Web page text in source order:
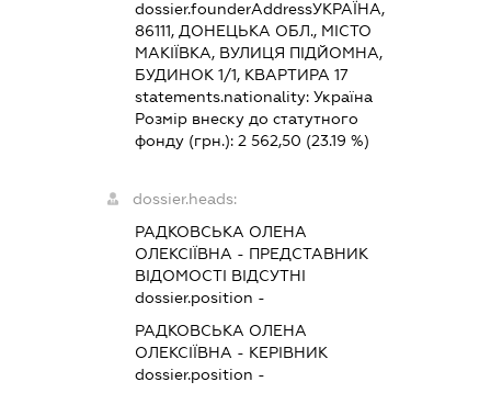
dossier.founderAddressУКРАЇНА,
86111, ДОНЕЦЬКА ОБЛ., МІСТО
МАКІЇВКА, ВУЛИЦЯ ПІДЙОМНА,
БУДИНОК 1/1, КВАРТИРА 17
statements.nationality:Україна
Розмір внеску до статутного
фонду (грн.):2 562,50 (23.19 %)
dossier.heads:
РАДКОВСЬКА ОЛЕНА
ОЛЕКСІЇВНА - ПРЕДСТАВНИК
ВІДОМОСТІ ВІДСУТНІ
dossier.position -
РАДКОВСЬКА ОЛЕНА
ОЛЕКСІЇВНА - КЕРІВНИК
dossier.position -